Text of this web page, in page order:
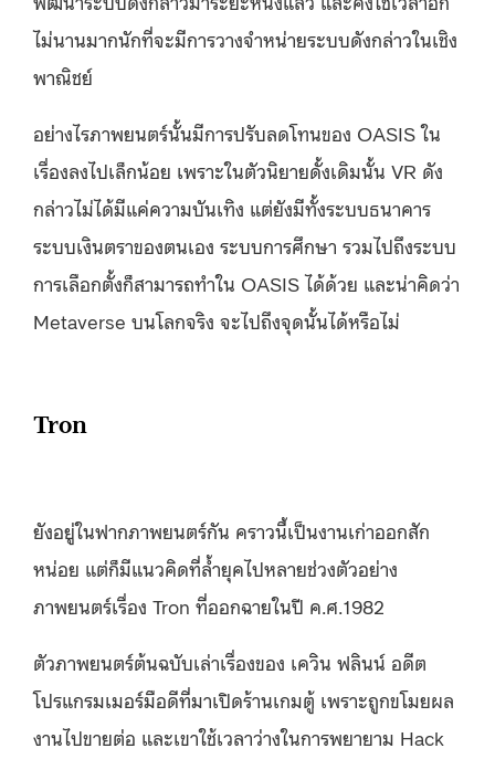
ไม่นานมากนักที่จะมีการวางจำหน่ายระบบดังกล่าวในเชิง
พาณิชย์
อย่างไรภาพยนตร์นั้นมีการปรับลดโทนของ OASIS ใน
เรื่องลงไปเล็กน้อย เพราะในตัวนิยายดั้งเดิมนั้น VR ดัง
กล่าวไม่ได้มีแค่ความบันเทิง แต่ยังมีทั้งระบบธนาคาร
ระบบเงินตราของตนเอง ระบบการศึกษา รวมไปถึงระบบ
การเลือกตั้งก็สามารถทำใน OASIS ได้ด้วย และน่าคิดว่า
Metaverse บนโลกจริง จะไปถึงจุดนั้นได้หรือไม่
Tron
ยังอยู่ในฟากภาพยนตร์กัน คราวนี้เป็นงานเก่าออกสัก
หน่อย แต่ก็มีแนวคิดที่ล้ำยุคไปหลายช่วงตัวอย่าง
ภาพยนตร์เรื่อง Tron ที่ออกฉายในปี ค.ศ.1982
ตัวภาพยนตร์ต้นฉบับเล่าเรื่องของ เควิน ฟลินน์ อดีต
โปรแกรมเมอร์มือดีที่มาเปิดร้านเกมตู้ เพราะถูกขโมยผล
งานไปขายต่อ และเขาใช้เวลาว่างในการพยายาม Hack